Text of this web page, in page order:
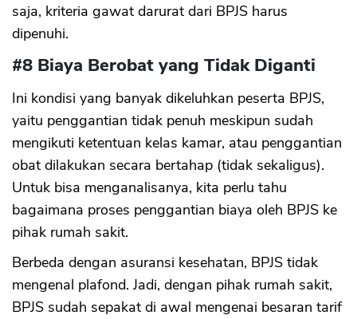
saja, kriteria gawat darurat dari BPJS harus
dipenuhi.
#8 Biaya Berobat yang Tidak Diganti
Ini kondisi yang banyak dikeluhkan peserta BPJS,
yaitu penggantian tidak penuh meskipun sudah
mengikuti ketentuan kelas kamar, atau penggantian
obat dilakukan secara bertahap (tidak sekaligus).
Untuk bisa menganalisanya, kita perlu tahu
bagaimana proses penggantian biaya oleh BPJS ke
pihak rumah sakit.
Berbeda dengan asuransi kesehatan, BPJS tidak
mengenal plafond. Jadi, dengan pihak rumah sakit,
BPJS sudah sepakat di awal mengenai besaran tarif